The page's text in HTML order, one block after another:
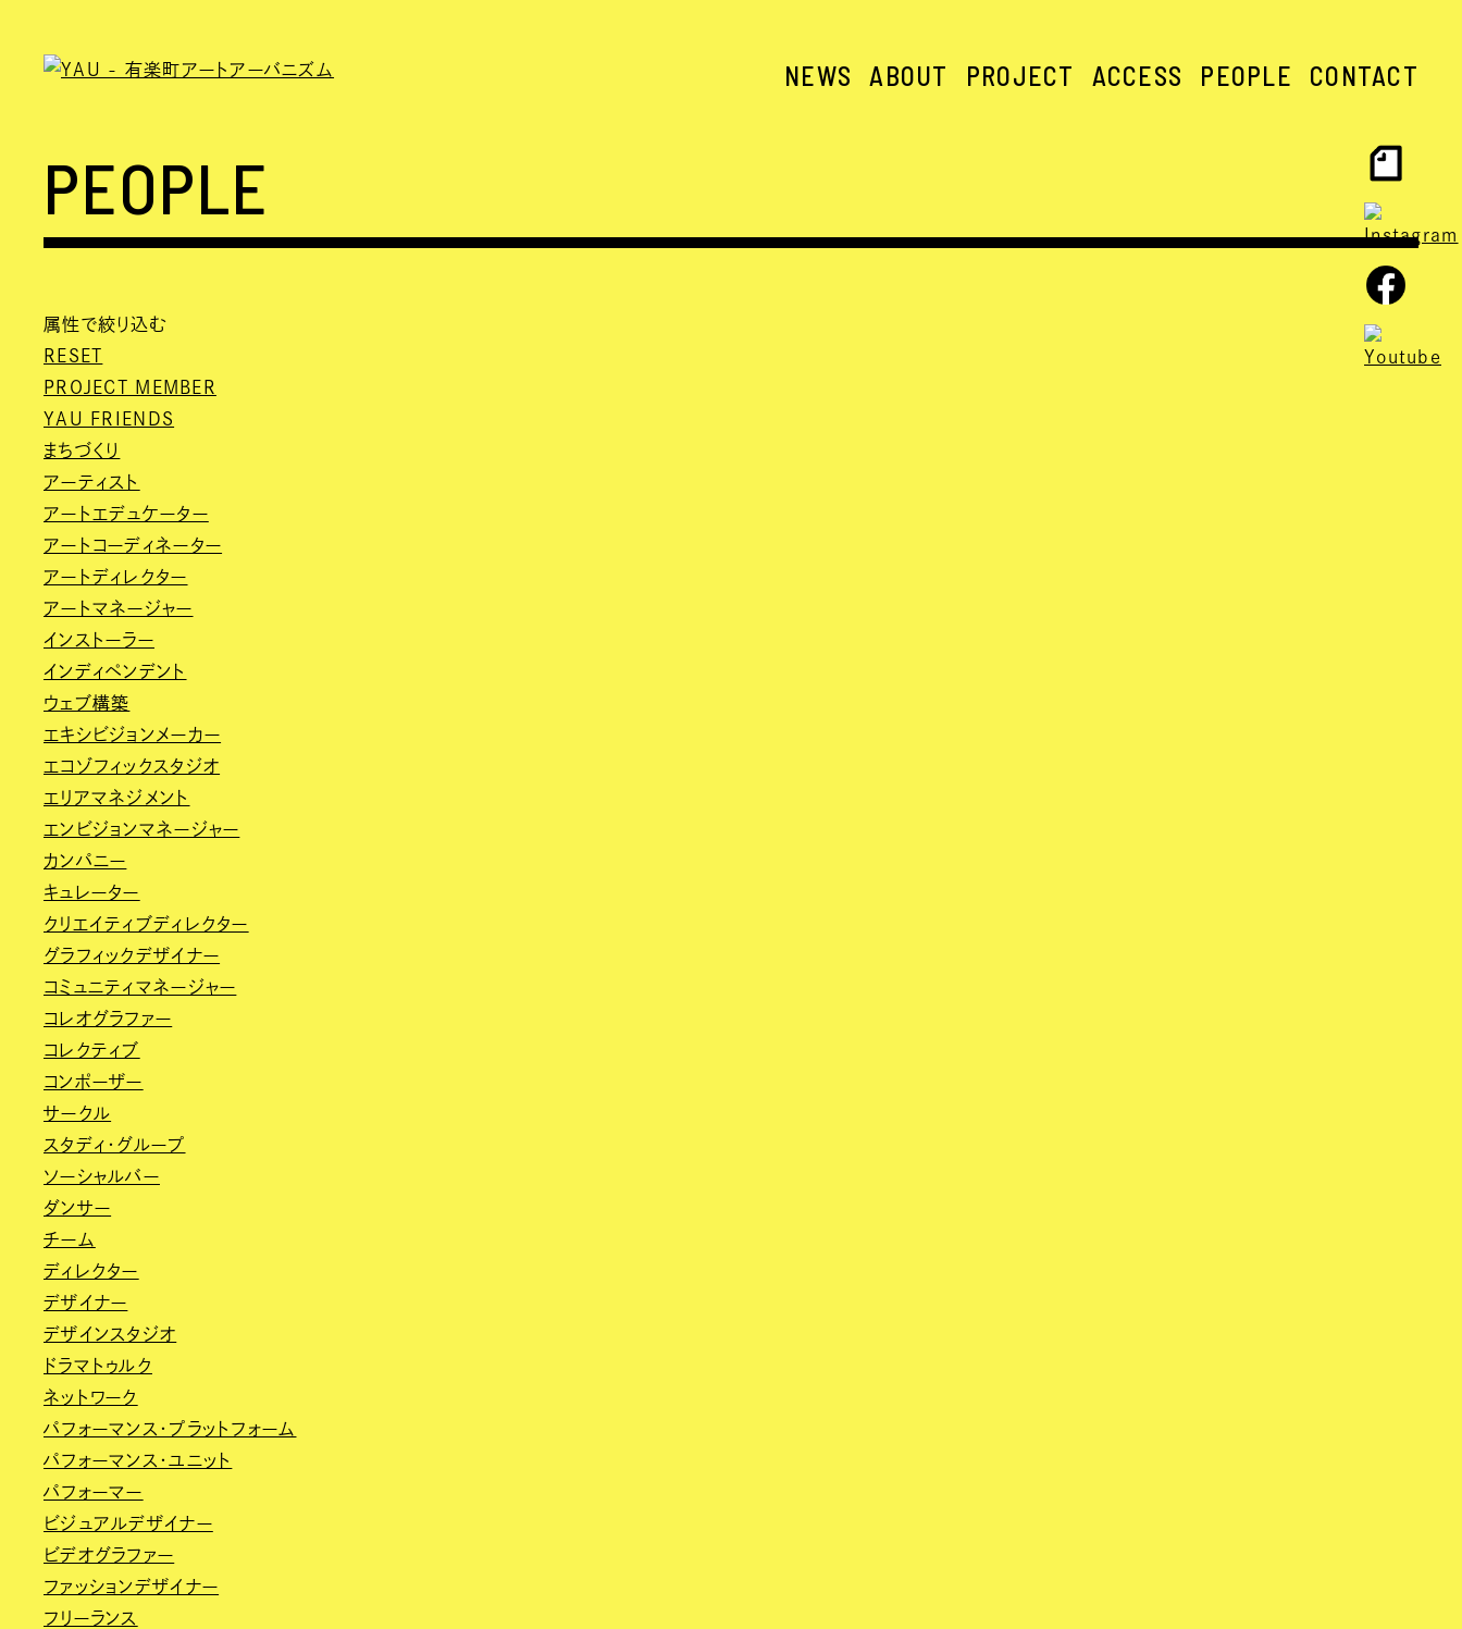
NEWS ABOUT PROJECT ACCESS PEOPLE CONTACT
PEOPLE
属性で絞り込む
RESET
PROJECT MEMBER
YAU FRIENDS
まちづくり
アーティスト
アートエデュケーター
アートコーディネーター
アートディレクター
アートマネージャー
インストーラー
インディペンデント
ウェブ構築
エキシビジョンメーカー
エコゾフィックスタジオ
エリアマネジメント
エンビジョンマネージャー
カンパニー
キュレーター
クリエイティブディレクター
グラフィックデザイナー
コミュニティマネージャー
コレオグラファー
コレクティブ
コンポーザー
サークル
スタディ・グループ
ソーシャルバー
ダンサー
チーム
ディレクター
デザイナー
デザインスタジオ
ドラマトゥルク
ネットワーク
パフォーマンス・プラットフォーム
パフォーマンス・ユニット
パフォーマー
ビジュアルデザイナー
ビデオグラファー
ファッションデザイナー
フリーランス